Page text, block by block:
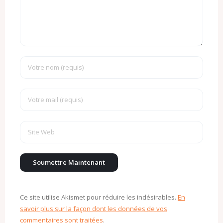
Ce site utilise Akismet pour réduire les indésirables. En
savoir plus sur la façon dont les données de vos
commentaires sont traitées.